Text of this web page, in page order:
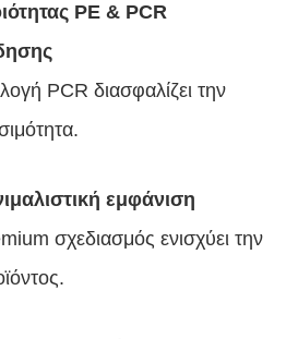
PE & PCR
PCR διασφαλίζει την
εμφάνιση
σχεδιασμός ενισχύει την